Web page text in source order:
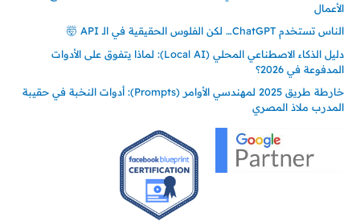
الأعمال
الناس تستخدم ChatGPT… لكن الفلوس الحقيقية في الـ API 🤯
دليل الذكاء الاصطناعي المحلي (Local AI): لماذا يتفوق على الأدوات
المدفوعة في 2026؟
خارطة طريق 2025 لمهندسي الأوامر (Prompts): أدوات النخبة في حقيبة
المدرب ملاذ المصري